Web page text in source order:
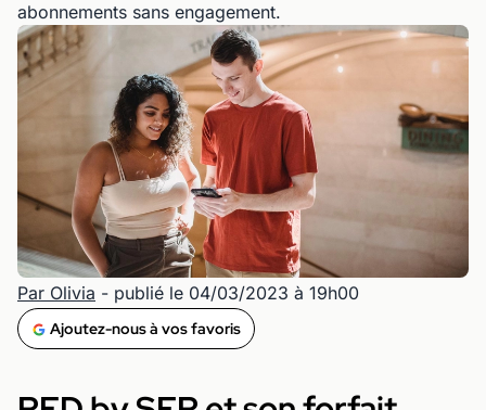
abonnements sans engagement.
Par Olivia - publié le 04/03/2023 à 19h00
Ajoutez-nous à vos favoris